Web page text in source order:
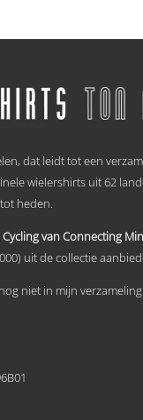
heeft
Deze
optie
kan
worden
op
de
dat leidt tot een
wielershirts uit 62
heden.
Cycling van Connecting
uit de collectie
niet in mijn verzameling